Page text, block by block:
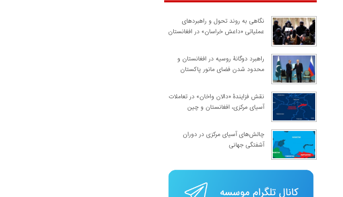
نگاهی به روند تحول و راهبردهای
عملیاتی «داعش خراسان» در افغانستان
راهبرد دوگانۀ روسیه در افغانستان و
محدود شدن فضای مانور پاکستان
نقش فزایندۀ «دالان واخان» در تعاملات
آسیای مرکزی، افغانستان و چین
چالش‌های آسیای مرکزی در دوران
آشفتگی جهانی